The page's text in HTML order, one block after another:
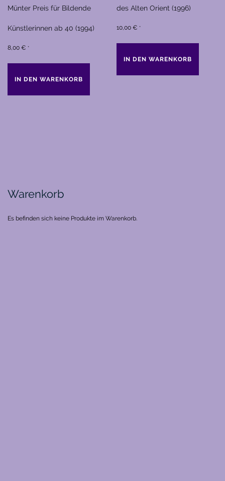
Münter Preis für Bildende
Künstlerinnen ab 40 (1994)
8,00 € *
IN DEN WARENKORB
des Alten Orient (1996)
10,00€ *
IN DEN WARENKORB
Warenkorb
Es befinden sich keine Produkte im Warenkorb.